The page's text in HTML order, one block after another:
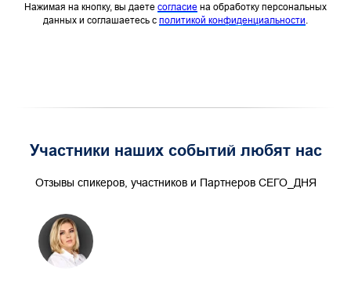
Нажимая на кнопку, вы даете согласие на обработку персональных
данных и соглашаетесь c политикой конфиденциальности.
Участники наших событий любят нас
Отзывы спикеров, участников и Партнеров СЕГО_ДНЯ